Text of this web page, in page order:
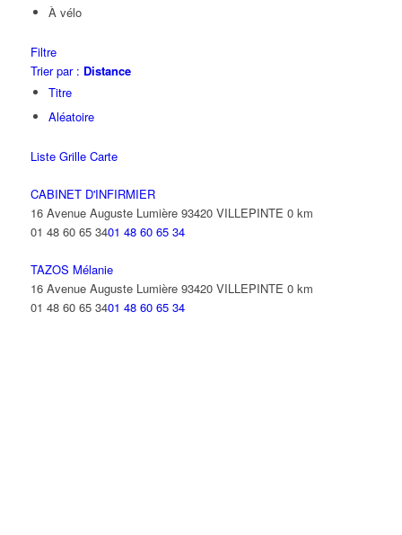
À vélo
Filtre
Trier par : Distance
Titre
Aléatoire
Liste Grille Carte
CABINET D'INFIRMIER
16 Avenue Auguste Lumière 93420 VILLEPINTE 0 km
01 48 60 65 3401 48 60 65 34
TAZOS Mélanie
16 Avenue Auguste Lumière 93420 VILLEPINTE 0 km
01 48 60 65 3401 48 60 65 34